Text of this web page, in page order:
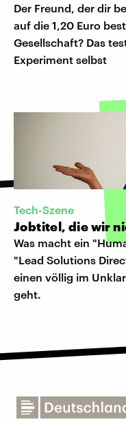
Der Freund, der dir
auf die 1,20 Euro
Gesellschaft? Das
Experiment selbst
Tech-Szene
Jobtitel, die wir
Was macht ein
"Lead Solutions
einen völlig im
geht.